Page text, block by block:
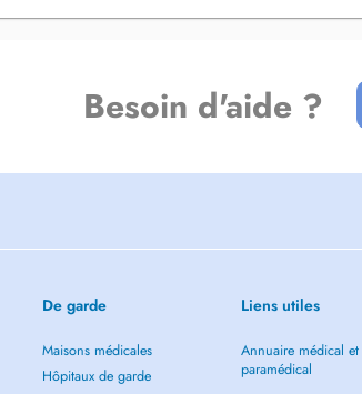
Besoin d'aide ?
De garde
Maisons médicales
Hôpitaux de garde
Liens utiles
Annuaire médical et
paramédical